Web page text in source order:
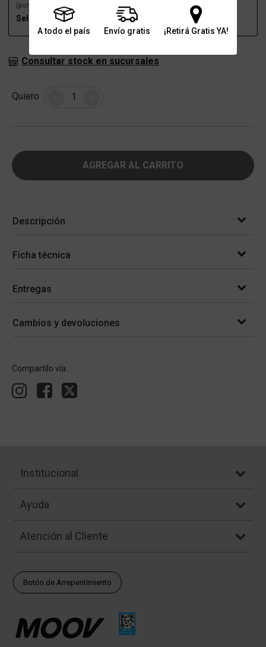
A todo el país Envío gratis ¡Retirá Gratis YA!
(por una sucursal)
Seleccioná talle Seleccioná talle
Consultar stock en sucursales
Quiero Cantidad
AGREGAR AL CARRITO
Descripción
Ficha técnica
Entregas
Cambios y devoluciones
Compartílo vía
Institucional
Ayuda
Atención al Cliente
Botón de Arrepentimiento